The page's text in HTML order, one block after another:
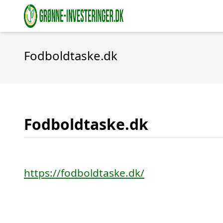
Fodboldtaske.dk
Fodboldtaske.dk
https://fodboldtaske.dk/